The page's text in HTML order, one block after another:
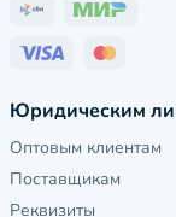
Юридическим
Оптовым клиентам
Поставщикам
Реквизиты